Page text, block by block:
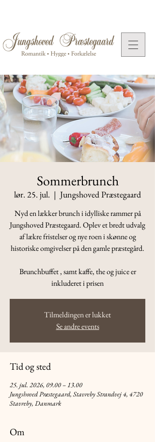
Sommerbrunch
lør. 25. jul.
  |
Jungshoved Præstegaard
Nyd en lækker brunch i idylliske rammer på
Jungshoved Præstegaard. Oplev et bredt udvalg
af lækre fristelser og nye roen i skønne og
historiske omgivelser på den gamle præstegård.
Brunchbuffet , samt kaffe, the og juice er
inkluderet i prisen
Tilmeldingen er lukket
Se andre events
Tid og sted
25. jul. 2026, 09.00 – 13.00
Jungshoved Præstegaard, Stavreby Strandvej 4, 4720
Stavreby, Danmark
Om